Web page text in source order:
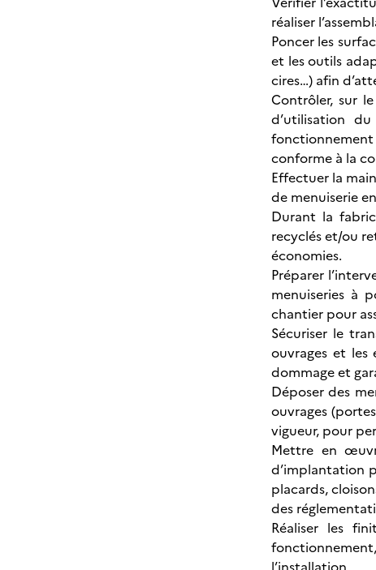
réaliser
Poncer les
et les outils
cires…) afin
Contrôler, sur
d’utilisation
conforme à la
Effectuer la
de menuiserie
Durant la
recyclés et/ou
économies.
Préparer
menuiseries à
chantier pour
Sécuriser le
ouvrages et
dommage et
Déposer des
ouvrages
vigueur, pour
Mettre en
d’implantation
placards,
des
Réaliser les